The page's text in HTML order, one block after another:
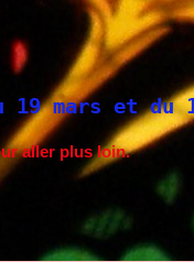
à Fatima.
aller plus loin.